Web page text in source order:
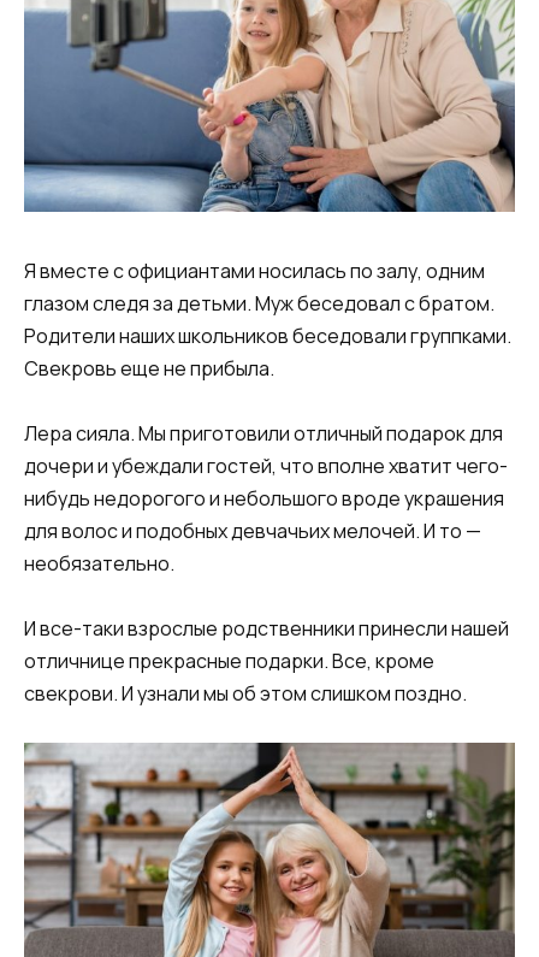
Я вместе с официантами носилась по залу, одним
глазом следя за детьми. Муж беседовал с братом.
Родители наших школьников беседовали группками.
Свекровь еще не прибыла.
Лера сияла. Мы приготовили отличный подарок для
дочери и убеждали гостей, что вполне хватит чего-
нибудь недорогого и небольшого вроде украшения
для волос и подобных девчачьих мелочей. И то —
необязательно.
И все-таки взрослые родственники принесли нашей
отличнице прекрасные подарки. Все, кроме
свекрови. И узнали мы об этом слишком поздно.